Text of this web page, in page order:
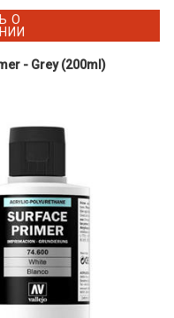
О
- Grey (200ml)